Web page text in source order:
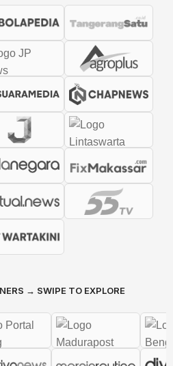
→ SWIPE TO EXPLORE